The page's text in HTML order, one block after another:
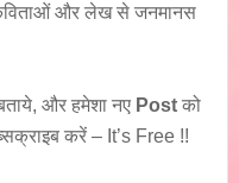
और लेख से जनमानस
और हमेशा नए Post को
करें – It’s Free !!